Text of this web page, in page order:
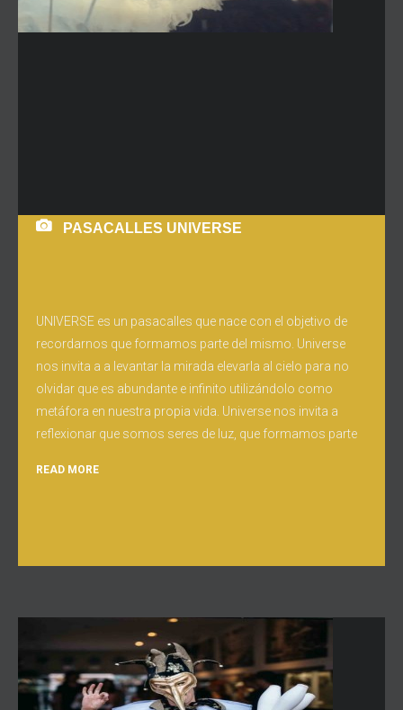
PASACALLES UNIVERSE
UNIVERSE es un pasacalles que nace con el objetivo de
recordarnos que formamos parte del mismo. Universe
nos invita a a levantar la mirada elevarla al cielo para no
olvidar que es abundante e infinito utilizándolo como
metáfora en nuestra propia vida. Universe nos invita a
reflexionar que somos seres de luz, que formamos parte
READ MORE